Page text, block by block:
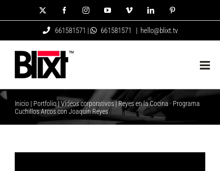
al
FacebookInstagramYouTubeVimeo LinkedIn
661581571 | 661581571 | hello@blixt.tv
Inicio | Portfolio| Vídeos corporativos |Reyes en la Cocina · Programa
Cuchillos Arcos con Joaquin Reyes